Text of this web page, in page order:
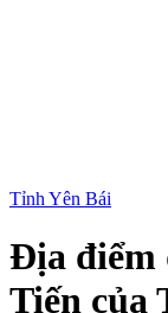
Tỉnh Yên Bái
Địa điểm
Tiến của